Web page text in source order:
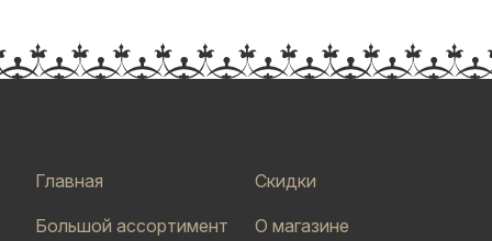
Главная
Большой ассортимент
Скидки
О магазине